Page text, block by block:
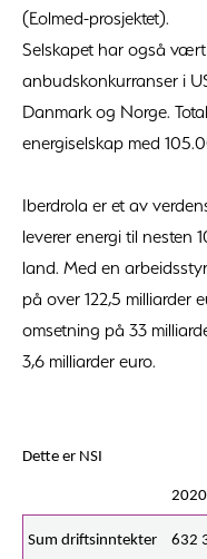
(Eolmed-prosjektet).
Selskapet har også
anbudskonkurranser i
Danmark og Norge.
energiselskap med
Iberdrola er et av
leverer energi til nesten
land. Med en
på over 122,5 milliarder
omsetning på 33
3,6 milliarder euro.
Dette er NSI
2020
Sum driftsinntekter 632